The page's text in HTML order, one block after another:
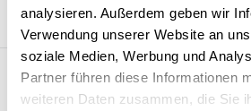
analysieren. Außerdem geben wir
Verwendung unserer Website an
soziale Medien, Werbung und
Partner führen diese Informationen
weiteren Daten zusammen, die Sie
4,7 29.929